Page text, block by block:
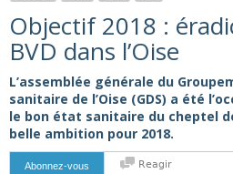
Objectif 2018 :
BVD dans l’Oise
L’assemblée générale du
sanitaire de l’Oise (GDS) a été
le bon état sanitaire du cheptel
belle ambition pour 2018.
Abonnez-vous Reagir